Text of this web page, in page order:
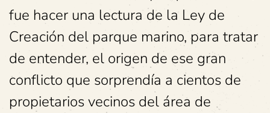
fue hacer una lectura de la Ley de
Creación del parque marino, para tratar
de entender, el origen de ese gran
conflicto que sorprendía a cientos de
propietarios vecinos del área de